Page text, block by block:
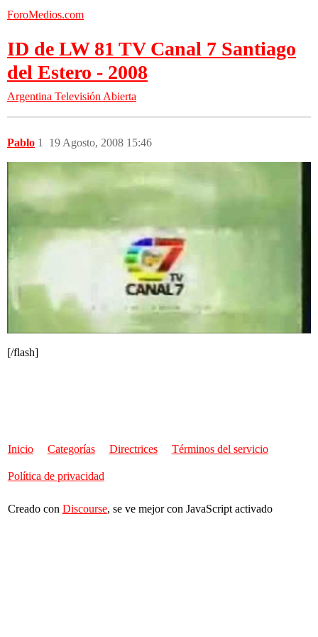
ForoMedios.com
ID de LW 81 TV Canal 7 Santiago
del Estero - 2008
Argentina Televisión Abierta
Pablo 19 Agosto, 2008 15:46
1
[/flash]
Inicio Categorías Directrices Términos del servicio
Política de privacidad
Creado con Discourse, se ve mejor con JavaScript activado